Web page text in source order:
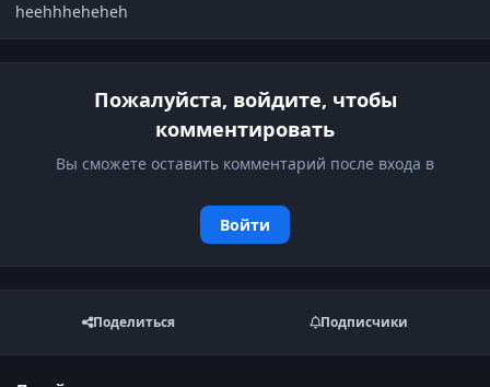
heehhheheheh
Пожалуйста, войдите, чтобы
комментировать
Вы сможете оставить комментарий после входа в
Войти
Поделиться Подписчики